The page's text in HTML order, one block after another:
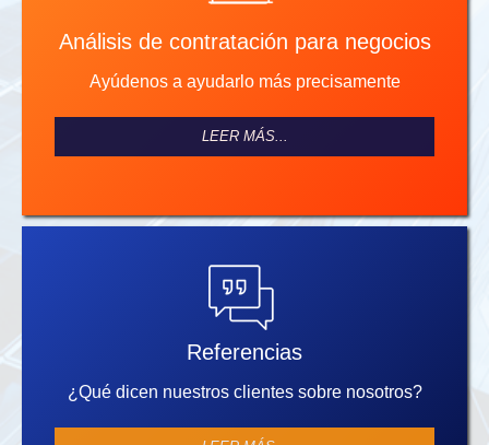
Análisis de contratación para negocios
Ayúdenos a ayudarlo más precisamente
LEER MÁS...
Referencias
¿Qué dicen nuestros clientes sobre nosotros?